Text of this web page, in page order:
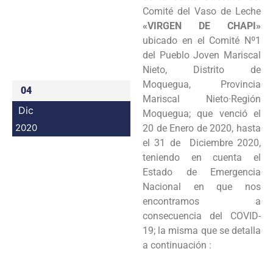
Intranet
04
Dic
2020
Comité del Vaso de Leche
«VIRGEN DE CHAPI»
ubicado en el Comité Nº1
del Pueblo Joven Mariscal
Nieto, Distrito de
Moquegua, Provincia
Mariscal Nieto·Región
Moquegua; que venció el
20 de Enero de 2020, hasta
el 31 de Diciembre 2020,
teniendo en cuenta el
Estado de Emergencia
Nacional en que nos
encontramos a
consecuencia del COVID-
19; la misma que se detalla
a continuación :